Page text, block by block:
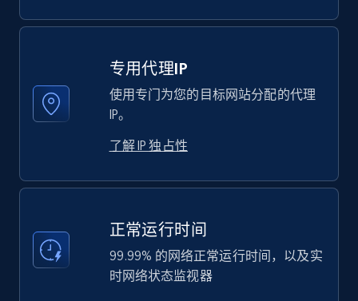
专用代理IP
使用专门为您的目标网站分配的代理
IP。
了解 IP 独占性
正常运行时间
99.99% 的网络正常运行时间，以及实
时网络状态监视器